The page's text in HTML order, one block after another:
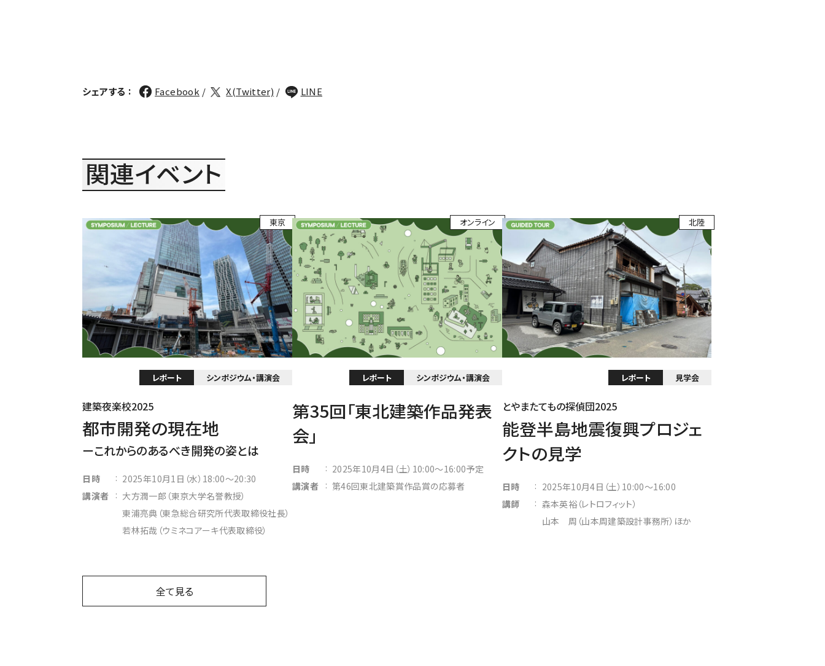
シェアする : Facebook X(Twitter) LINE
関連イベント
東京
シンポジウム・講演会
レポート
建築夜楽校2025
都市開発の現在地
これからのあるべき開発の姿とは
日時 : 2025年10月1日（水）18:00～20:30
講演者 : 大方潤一郎（東京大学名誉教授）
東浦亮典（東急総合研究所代表取締役社長）
若林拓哉（ウミネコアーキ代表取締役）
オンライン
シンポジウム・講演会
レポート
第35回「東北建築作品発表
会」
日時 : 2025年10月4日（土）10:00～16:00予定
講演者 : 第46回東北建築賞作品賞の応募者
北陸
見学会
レポート
とやまたてもの探偵団2025
能登半島地震復興プロジェ
クトの見学
日時 : 2025年10月4日（土）10:00～16:00
講師
: 森本英裕（レトロフィット）
山本 周（山本周建築設計事務所）ほか
全て見る